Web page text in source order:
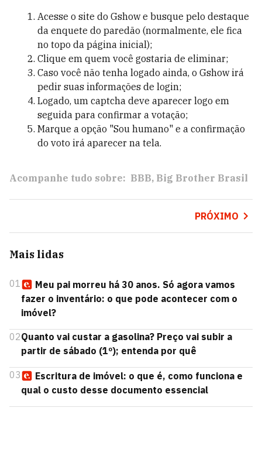
Acesse o site do Gshow e busque pelo destaque
da enquete do paredão (normalmente, ele fica
no topo da página inicial);
Clique em quem você gostaria de eliminar;
Caso você não tenha logado ainda, o Gshow irá
pedir suas informações de login;
Logado, um captcha deve aparecer logo em
seguida para confirmar a votação;
Marque a opção "Sou humano" e a confirmação
do voto irá aparecer na tela.
Acompanhe tudo sobre: BBB Big Brother Brasil
PRÓXIMO
Mais lidas
01
Meu pai morreu há 30 anos. Só agora vamos
fazer o inventário: o que pode acontecer com o
imóvel?
02Quanto vai custar a gasolina? Preço vai subir a
partir de sábado (1º); entenda por quê
03
Escritura de imóvel: o que é, como funciona e
qual o custo desse documento essencial